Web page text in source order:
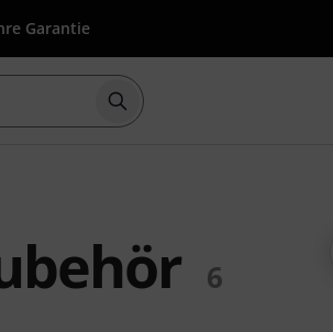
Garantie
Suche mit Suchwort
6